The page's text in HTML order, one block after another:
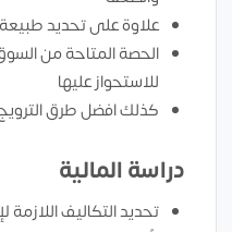
علاوة على تحديد
الحصة المتاحة من
للاستحواز عليها
كذلك افضل طرق
دراسة المالية
تحديد التكاليف